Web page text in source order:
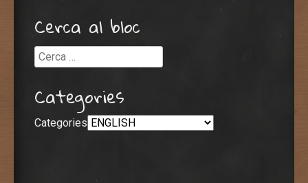
Cerca al bloc
Cerca
Categories
Categories